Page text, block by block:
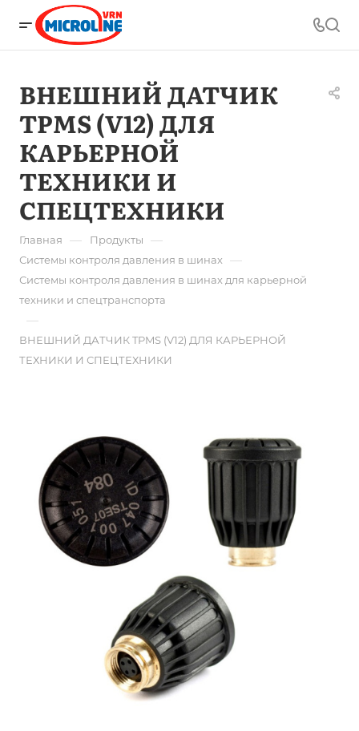
ВНЕШНИЙ ДАТЧИК
TPMS (V12) ДЛЯ
КАРЬЕРНОЙ
ТЕХНИКИ И
СПЕЦТЕХНИКИ
Главная — Продукты —
Системы контроля давления в шинах —
Системы контроля давления в шинах для карьерной
техники и спецтранспорта
—
ВНЕШНИЙ ДАТЧИК TPMS (V12) ДЛЯ КАРЬЕРНОЙ
ТЕХНИКИ И СПЕЦТЕХНИКИ